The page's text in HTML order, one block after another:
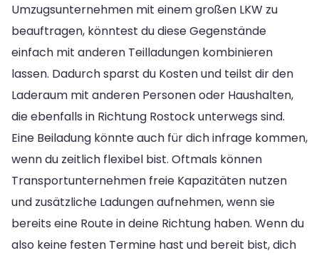
Umzugsunternehmen mit einem großen LKW zu
beauftragen, könntest du diese Gegenstände
einfach mit anderen Teilladungen kombinieren
lassen. Dadurch sparst du Kosten und teilst dir den
Laderaum mit anderen Personen oder Haushalten,
die ebenfalls in Richtung Rostock unterwegs sind.
Eine Beiladung könnte auch für dich infrage kommen,
wenn du zeitlich flexibel bist. Oftmals können
Transportunternehmen freie Kapazitäten nutzen
und zusätzliche Ladungen aufnehmen, wenn sie
bereits eine Route in deine Richtung haben. Wenn du
also keine festen Termine hast und bereit bist, dich